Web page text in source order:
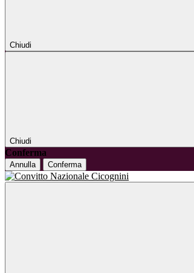
Chiudi
Chiudi
Conferma
Annulla Conferma